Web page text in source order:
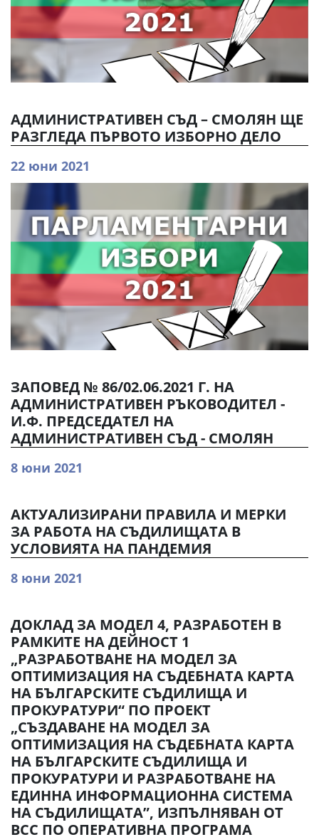
АДМИНИСТРАТИВЕН СЪД – СМОЛЯН ЩЕ
РАЗГЛЕДА ПЪРВОТО ИЗБОРНО ДЕЛО
22 юни 2021
ЗАПОВЕД № 86/02.06.2021 Г. НА
АДМИНИСТРАТИВЕН РЪКОВОДИТЕЛ -
И.Ф. ПРЕДСЕДАТЕЛ НА
АДМИНИСТРАТИВЕН СЪД - СМОЛЯН
8 юни 2021
АКТУАЛИЗИРАНИ ПРАВИЛА И МЕРКИ
ЗА РАБОТА НА СЪДИЛИЩАТА В
УСЛОВИЯТА НА ПАНДЕМИЯ
8 юни 2021
ДОКЛАД ЗА МОДЕЛ 4, РАЗРАБОТЕН В
РАМКИТЕ НА ДЕЙНОСТ 1
„РАЗРАБОТВАНЕ НА МОДЕЛ ЗА
ОПТИМИЗАЦИЯ НА СЪДЕБНАТА КАРТА
НА БЪЛГАРСКИТЕ СЪДИЛИЩА И
ПРОКУРАТУРИ“ ПО ПРОЕКТ
„СЪЗДАВАНЕ НА МОДЕЛ ЗА
ОПТИМИЗАЦИЯ НА СЪДЕБНАТА КАРТА
НА БЪЛГАРСКИТЕ СЪДИЛИЩА И
ПРОКУРАТУРИ И РАЗРАБОТВАНЕ НА
ЕДИННА ИНФОРМАЦИОННА СИСТЕМА
НА СЪДИЛИЩАТА”, ИЗПЪЛНЯВАН ОТ
ВСС ПО ОПЕРАТИВНА ПРОГРАМА